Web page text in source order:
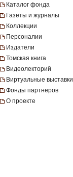
Каталог фонда
Газеты и журналы
Коллекции
Персоналии
Издатели
Томская книга
Видеолекторий
Виртуальные выставки
Фонды партнеров
О проекте